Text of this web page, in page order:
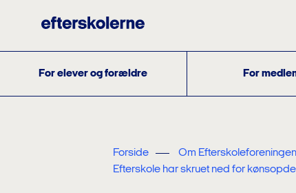
For elever og forældre For
Forside Om Efterskoleforeningen
Efterskole har skruet ned for